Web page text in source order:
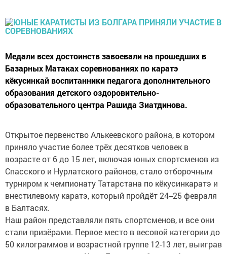
Медали всех достоинств завоевали на прошедших в
Базарных Матаках соревнованиях по каратэ
кёкусинкай воспитанники педагога дополнительного
образования детского оздоровительно-
образовательного центра Рашида Зиатдинова.
Открытое первенство Алькеевского района, в котором
приняло участие более трёх десятков человек в
возрасте от 6 до 15 лет, включая юных спортсменов из
Спасского и Нурлатского районов, стало отборочным
турниром к чемпионату Татарстана по кёкусинкаратэ и
внестилевому каратэ, который пройдёт 24--25 февраля
в Балтасях.
Наш район представляли пять спортсменов, и все они
стали призёрами. Первое место в весовой категории до
50 килограммов и возрастной группе 12-13 лет, выиграв